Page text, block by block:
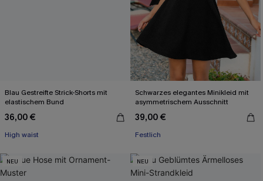
Blau Gestreifte Strick-Shorts mit
elastischem Bund
36,00 €
High waist
Schwarzes elegantes Minikleid mit
asymmetrischem Ausschnitt
39,00 €
Festlich
NEU NEU